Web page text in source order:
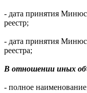
- дата принятия
реестр;
- дата принятия
реестра;
В отношении иных
- полное